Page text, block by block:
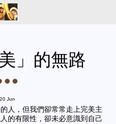
」的無路
20 Jun
人，但我們卻常常走上完美主
的有限性，卻未必意識到自己